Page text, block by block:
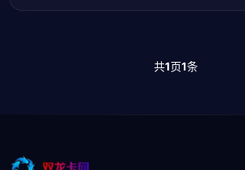
共1页1条